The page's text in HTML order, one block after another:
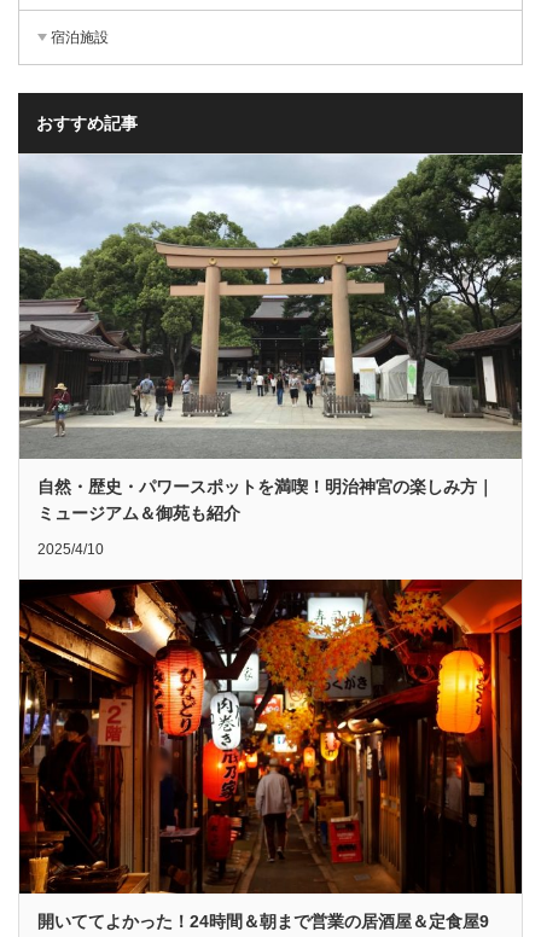
宿泊施設
おすすめ記事
自然・歴史・パワースポットを満喫！明治神宮の楽しみ方｜
ミュージアム＆御苑も紹介
2025/4/10
開いててよかった！24時間＆朝まで営業の居酒屋＆定食屋9